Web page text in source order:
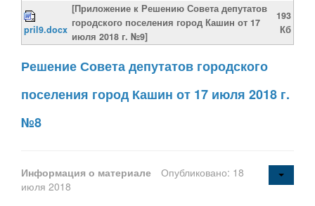
pril9.docx
[Приложение к Решению Совета депутатов
городского поселения город Кашин от 17
июля 2018 г. №9]
193
Кб
Решение Совета депутатов городского
поселения город Кашин от 17 июля 2018 г.
№8
Информация о материале
Опубликовано: 18
июля 2018